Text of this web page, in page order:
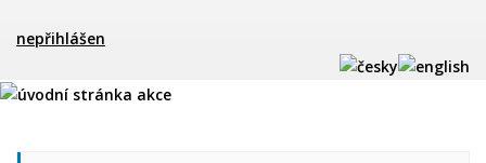
nepřihlášen